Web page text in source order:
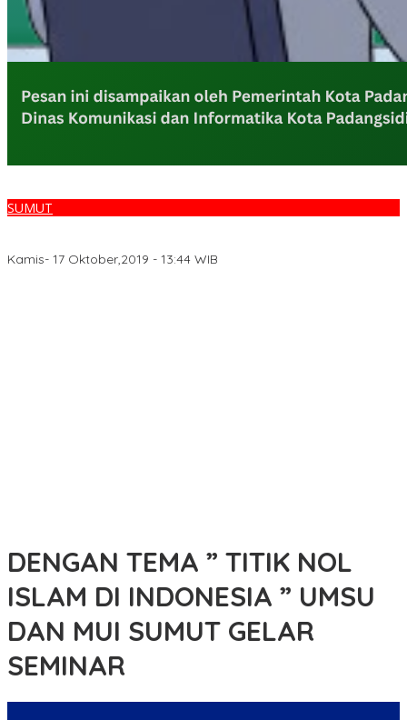
SUMUT
Kamis- 17 Oktober,2019 - 13:44 WIB
DENGAN TEMA ” TITIK NOL
ISLAM DI INDONESIA ” UMSU
DAN MUI SUMUT GELAR
SEMINAR